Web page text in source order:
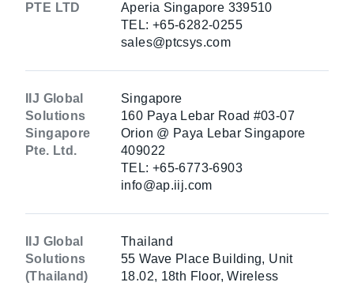
PTE LTD
Aperia Singapore 339510
TEL: +65-6282-0255
sales@ptcsys.com
IIJ Global
Solutions
Singapore
Pte. Ltd.
Singapore
160 Paya Lebar Road #03-07
Orion @ Paya Lebar Singapore
409022
TEL: +65-6773-6903
info@ap.iij.com
IIJ Global
Solutions
(Thailand)
Thailand
55 Wave Place Building, Unit
18.02, 18th Floor, Wireless